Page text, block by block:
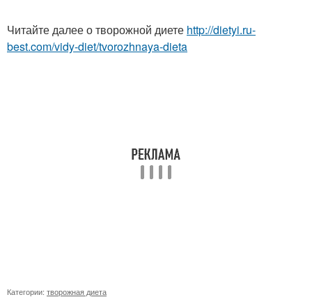
Читайте далее о творожной диете http://dietyi.ru-
best.com/vidy-diet/tvorozhnaya-dieta
Категории: творожная диета